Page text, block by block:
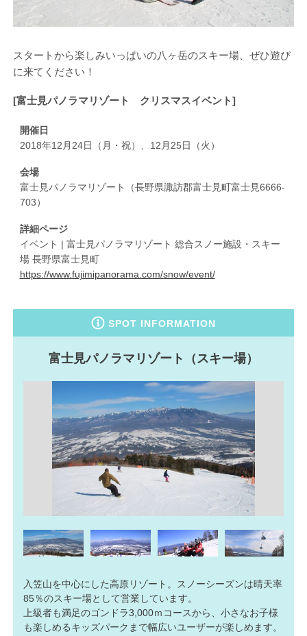
スタートから楽しみいっぱいの八ヶ岳のスキー場、ぜひ遊び
に来てください！
[富士見パノラマリゾート クリスマスイベント]
開催日
2018年12月24日（月・祝）、12月25日（火）
会場
富士見パノラマリゾート（長野県諏訪郡富士見町富士見6666-
703）
詳細ページ
イベント | 富士見パノラマリゾート 総合スノー施設・スキー
場 長野県富士見町
https://www.fujimipanorama.com/snow/event/
SPOT INFORMATION
富士見パノラマリゾート（スキー場）
入笠山を中心にした高原リゾート。スノーシーズンは晴天率
85％のスキー場として営業しています。
上級者も満足のゴンドラ3,000ｍコースから、小さなお子様
も楽しめるキッズパークまで幅広いユーザーが楽しめます。